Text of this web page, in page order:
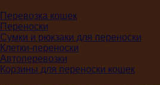
Перевозка кошек
Переноски
Сумки и рюкзаки для переноски
Клетки-переноски
Автоперевозки
Корзины для переноски кошек